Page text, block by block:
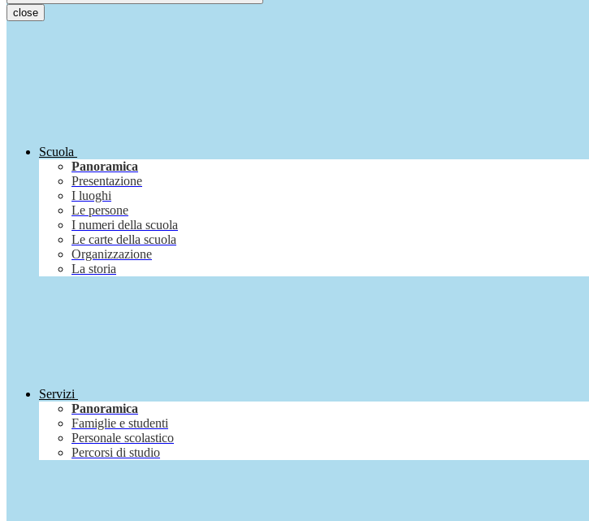
close
Scuola
Panoramica
Presentazione
I luoghi
Le persone
I numeri della scuola
Le carte della scuola
Organizzazione
La storia
Servizi
Panoramica
Famiglie e studenti
Personale scolastico
Percorsi di studio